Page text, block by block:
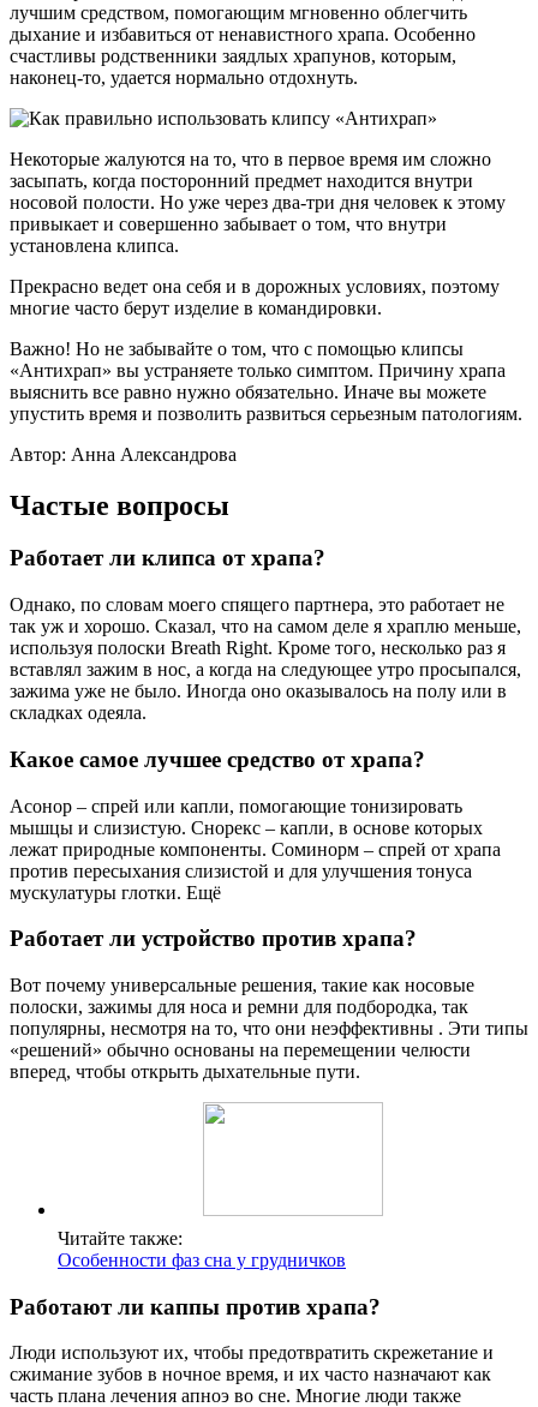
лучшим средством, помогающим мгновенно облегчить
дыхание и избавиться от ненавистного храпа. Особенно
счастливы родственники заядлых храпунов, которым,
наконец-то, удается нормально отдохнуть.
Некоторые жалуются на то, что в первое время им сложно
засыпать, когда посторонний предмет находится внутри
носовой полости. Но уже через два-три дня человек к этому
привыкает и совершенно забывает о том, что внутри
установлена клипса.
Прекрасно ведет она себя и в дорожных условиях, поэтому
многие часто берут изделие в командировки.
Важно! Но не забывайте о том, что с помощью клипсы
«Антихрап» вы устраняете только симптом. Причину храпа
выяснить все равно нужно обязательно. Иначе вы можете
упустить время и позволить развиться серьезным патологиям.
Автор: Анна Александрова
Частые вопросы
Работает ли клипса от храпа?
Однако, по словам моего спящего партнера, это работает не
так уж и хорошо. Сказал, что на самом деле я храплю меньше,
используя полоски Breath Right. Кроме того, несколько раз я
вставлял зажим в нос, а когда на следующее утро просыпался,
зажима уже не было. Иногда оно оказывалось на полу или в
складках одеяла.
Какое самое лучшее средство от храпа?
Асонор – спрей или капли, помогающие тонизировать
мышцы и слизистую. Снорекс – капли, в основе которых
лежат природные компоненты. Соминорм – спрей от храпа
против пересыхания слизистой и для улучшения тонуса
мускулатуры глотки. Ещё
Работает ли устройство против храпа?
Вот почему универсальные решения, такие как носовые
полоски, зажимы для носа и ремни для подбородка, так
популярны, несмотря на то, что они неэффективны . Эти типы
«решений» обычно основаны на перемещении челюсти
вперед, чтобы открыть дыхательные пути.
Читайте также:
Особенности фаз сна у грудничков
Работают ли каппы против храпа?
Люди используют их, чтобы предотвратить скрежетание и
сжимание зубов в ночное время, и их часто назначают как
часть плана лечения апноэ во сне. Многие люди также